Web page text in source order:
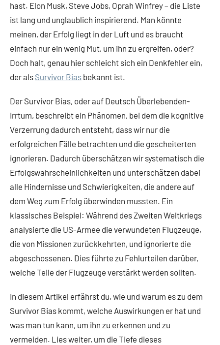
hast. Elon Musk, Steve Jobs, Oprah Winfrey – die Liste
ist lang und unglaublich inspirierend. Man könnte
meinen, der Erfolg liegt in der Luft und es braucht
einfach nur ein wenig Mut, um ihn zu ergreifen, oder?
Doch halt, genau hier schleicht sich ein Denkfehler ein,
der als Survivor Bias bekannt ist.
Der Survivor Bias, oder auf Deutsch Überlebenden-
Irrtum, beschreibt ein Phänomen, bei dem die kognitive
Verzerrung dadurch entsteht, dass wir nur die
erfolgreichen Fälle betrachten und die gescheiterten
ignorieren. Dadurch überschätzen wir systematisch die
Erfolgswahrscheinlichkeiten und unterschätzen dabei
alle Hindernisse und Schwierigkeiten, die andere auf
dem Weg zum Erfolg überwinden mussten. Ein
klassisches Beispiel: Während des Zweiten Weltkriegs
analysierte die US-Armee die verwundeten Flugzeuge,
die von Missionen zurückkehrten, und ignorierte die
abgeschossenen. Dies führte zu Fehlurteilen darüber,
welche Teile der Flugzeuge verstärkt werden sollten.
In diesem Artikel erfährst du, wie und warum es zu dem
Survivor Bias kommt, welche Auswirkungen er hat und
was man tun kann, um ihn zu erkennen und zu
vermeiden. Lies weiter, um die Tiefe dieses